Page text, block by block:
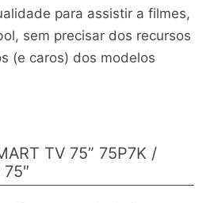
para assistir a filmes,
sem precisar dos recursos
(e caros) dos modelos
TV 75” 75P7K /